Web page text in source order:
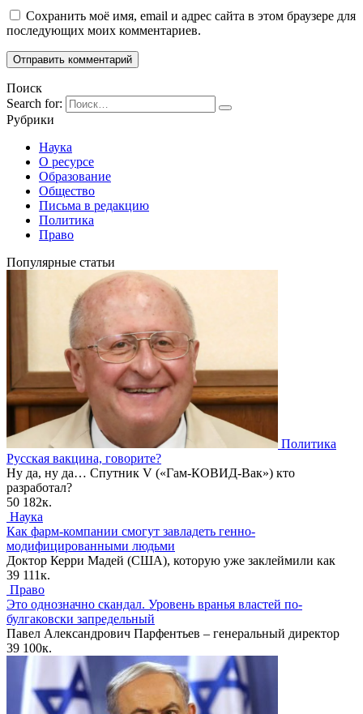
Сохранить моё имя, email и адрес сайта в этом браузере для
последующих моих комментариев.
Поиск
Search for:
Рубрики
Наука
О ресурсе
Образование
Общество
Письма в редакцию
Политика
Право
Популярные статьи
Политика
Русская вакцина, говорите?
Ну да, ну да… Спутник V («Гам-КОВИД-Вак») кто
разработал?
50 182к.
Наука
Как фарм-компании смогут завладеть генно-
модифицированными людьми
Доктор Керри Мадей (США), которую уже заклеймили как
39 111к.
Право
Это однозначно скандал. Уровень вранья властей по-
булгаковски запредельный
Павел Александрович Парфентьев – генеральный директор
39 100к.